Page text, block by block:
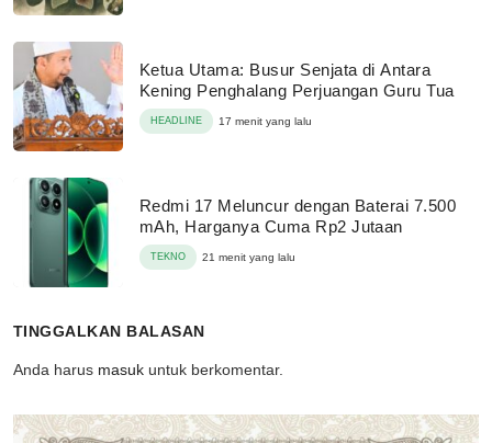
Ketua Utama: Busur Senjata di Antara
Kening Penghalang Perjuangan Guru Tua
HEADLINE 17 menit yang lalu
Redmi 17 Meluncur dengan Baterai 7.500
mAh, Harganya Cuma Rp2 Jutaan
TEKNO 21 menit yang lalu
TINGGALKAN BALASAN
Anda harus masuk untuk berkomentar.